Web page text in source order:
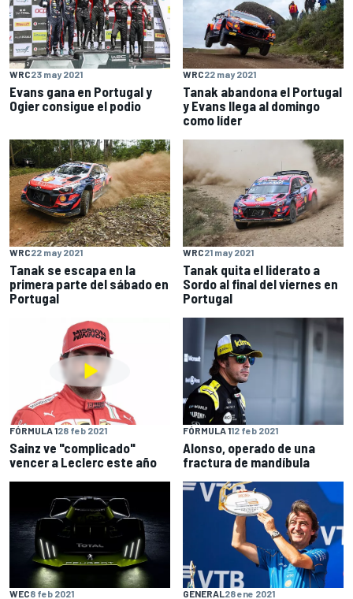
WRC23 may 2021
Evans gana en Portugal y
Ogier consigue el podio
WRC22 may 2021
Tanak abandona el Portugal
y Evans llega al domingo
como líder
WRC22 may 2021
Tanak se escapa en la
primera parte del sábado en
Portugal
WRC21 may 2021
Tanak quita el liderato a
Sordo al final del viernes en
Portugal
FÓRMULA 128 feb 2021
Sainz ve "complicado"
vencer a Leclerc este año
FÓRMULA 112 feb 2021
Alonso, operado de una
fractura de mandíbula
WEC8 feb 2021 GENERAL28 ene 2021